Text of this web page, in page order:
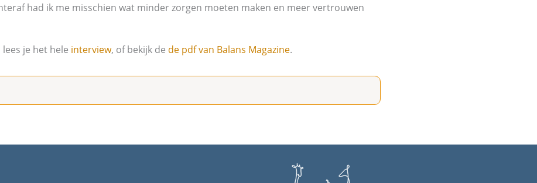
had ik me misschien wat minder zorgen moeten maken en meer vertrouwen
je het hele interview, of bekijk de de pdf van Balans Magazine.